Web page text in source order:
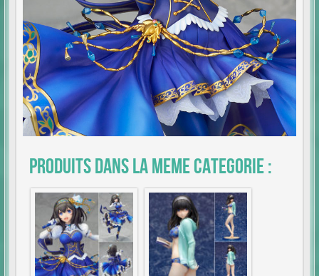
Produits dans la meme categorie :